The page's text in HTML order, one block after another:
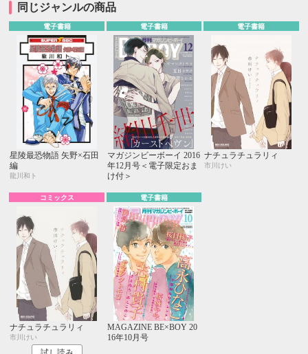
同じジャンルの商品
電子書籍
星陵最恐物語 矢野×石田
編
龍川和ト
電子書籍
マガジンビーボーイ 2016
年12月号＜電子限定おま
け付＞
電子書籍
ナチュラチュラリィ
市川けい
コミックス
ナチュラチュラリィ
市川けい
電子書籍
MAGAZINE BE×BOY 20
16年10月号